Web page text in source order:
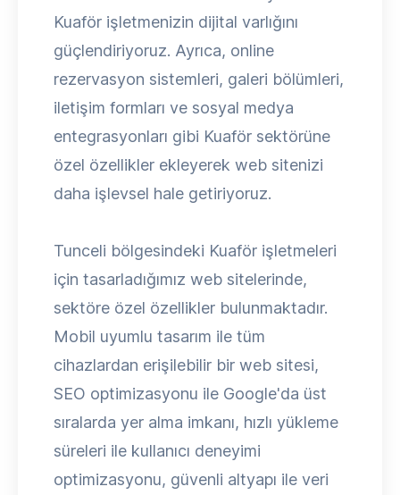
Kuaför işletmenizin dijital varlığını
güçlendiriyoruz. Ayrıca, online
rezervasyon sistemleri, galeri bölümleri,
iletişim formları ve sosyal medya
entegrasyonları gibi Kuaför sektörüne
özel özellikler ekleyerek web sitenizi
daha işlevsel hale getiriyoruz.
Tunceli bölgesindeki Kuaför işletmeleri
için tasarladığımız web sitelerinde,
sektöre özel özellikler bulunmaktadır.
Mobil uyumlu tasarım ile tüm
cihazlardan erişilebilir bir web sitesi,
SEO optimizasyonu ile Google'da üst
sıralarda yer alma imkanı, hızlı yükleme
süreleri ile kullanıcı deneyimi
optimizasyonu, güvenli altyapı ile veri